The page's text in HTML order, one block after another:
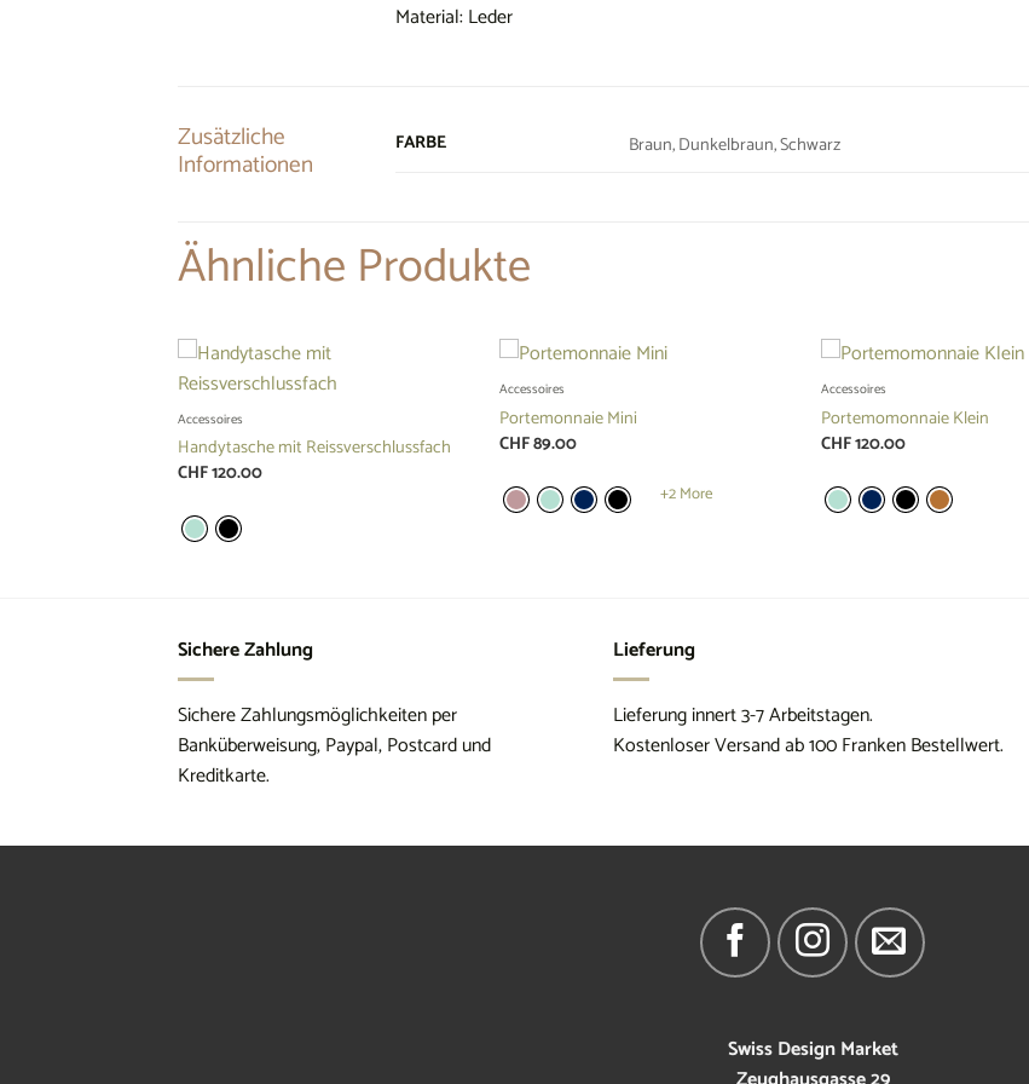
Material: Leder
Zusätzliche
Informationen
FARBE Braun, Dunkelbraun, Schwarz
Ähnliche Produkte
Accessoires
Handytasche mit Reissverschlussfach
CHF120.00
Accessoires
Portemonnaie Mini
CHF89.00
+2 More
Accessoires
Portemomonnaie Klein
CHF120.00
Sichere Zahlung
Sichere Zahlungsmöglichkeiten per
Banküberweisung, Paypal, Postcard und
Kreditkarte.
Lieferung
Lieferung innert 3-7 Arbeitstagen.
Kostenloser Versand ab 100 Franken Bestellwert.
Swiss Design Market